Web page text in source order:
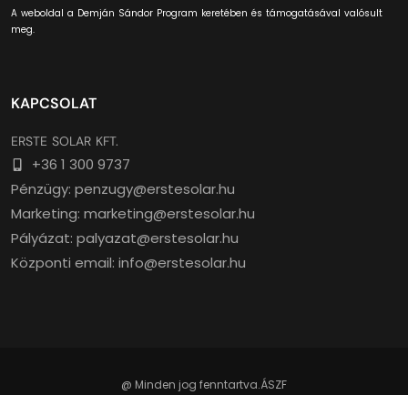
A weboldal a Demján Sándor Program keretében és támogatásával valósult
meg.
KAPCSOLAT
ERSTE SOLAR KFT.
+36 1 300 9737
Pénzügy: penzugy@erstesolar.hu
Marketing: marketing@erstesolar.hu
Pályázat: palyazat@erstesolar.hu
Központi email: info@erstesolar.hu
@ Minden jog fenntartva.ÁSZF